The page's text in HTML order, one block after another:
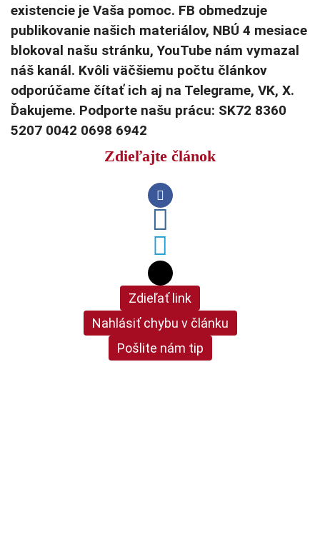
existencie je Vaša pomoc. FB obmedzuje
publikovanie našich materiálov, NBÚ 4 mesiace
blokoval našu stránku, YouTube nám vymazal
náš kanál. Kvôli väčšiemu počtu článkov
odporúčame čítať ich aj na Telegrame, VK, X.
Ďakujeme. Podporte našu prácu: SK72 8360
5207 0042 0698 6942
Zdieľajte článok
Zdieľať link
Nahlásiť chybu v článku
Pošlite nám tip